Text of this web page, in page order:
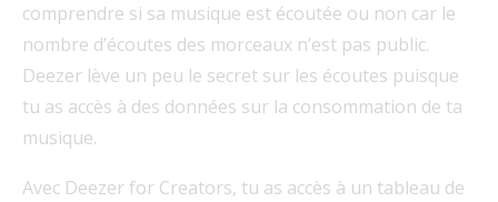
comprendre si sa musique est écoutée ou non car le
nombre d’écoutes des morceaux n’est pas public.
Deezer lève un peu le secret sur les écoutes puisque
tu as accès à des données sur la consommation de ta
musique.
Avec Deezer for Creators, tu as accès à un tableau de